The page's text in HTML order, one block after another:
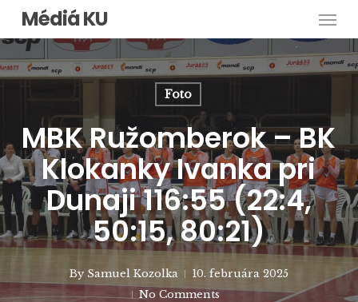
Skip
main
content
Médiá KU
Foto
MBK Ružomberok – BK
Klokanky Ivanka pri
Dunaji 116:55 (22:4,
50:15, 80:21)
By Samuel Kozolka
10. februára 2025
No Comments